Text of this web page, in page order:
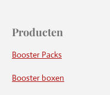
Producten
Booster Packs
Booster boxen